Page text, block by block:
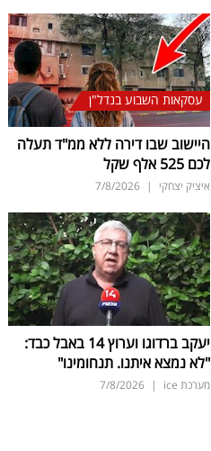
עסקאות השבוע בנדל"ן
היישוב שבו דירה ללא ממ"ד תעלה
לכם 525 אלף שקל
איציק יצחקי |
7/8/2026
יעקב ברדוגו וערוץ 14 באבל כבד:
"לא נמצא איתנו. תנחומינו"
מערכת ice |
7/8/2026